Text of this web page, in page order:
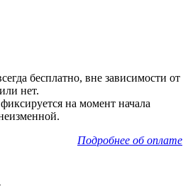
бесплатно, вне зависимости от
нет.
на момент начала
Подробнее об оплате